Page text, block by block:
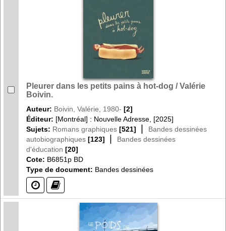
Pleurer dans les petits pains à hot-dog / Valérie
Boivin.
Auteur: Boivin, Valérie, 1980- [2]
Éditeur: [Montréal] : Nouvelle Adresse, [2025]
Sujets: Romans graphiques [521] |
Bandes dessinées
autobiographiques [123] |
Bandes dessinées
d'éducation [20]
Cote: B6851p BD
Type de document: Bandes dessinées
(?) (?)